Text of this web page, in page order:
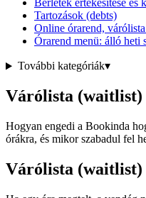
Bérletek értékesítése és
Tartozások (debts)
Online órarend,
Órarend menü: álló heti
További kategóriák▾
Várólista (waitlist)
Hogyan engedi a Bookinda
órákra, és mikor szabadul fel
Várólista (waitlist)